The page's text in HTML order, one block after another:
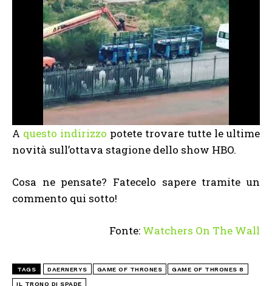
A questo indirizzo potete trovare tutte le ultime
novità sull’ottava stagione dello show HBO.
Cosa ne pensate? Fatecelo sapere tramite un
commento qui sotto!
Fonte: Watchers On The Wall
TAGS DAERNERYS GAME OF THRONES GAME OF THRONES 8
IL TRONO DI SPADE